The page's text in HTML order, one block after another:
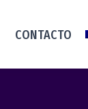
CONTACTO